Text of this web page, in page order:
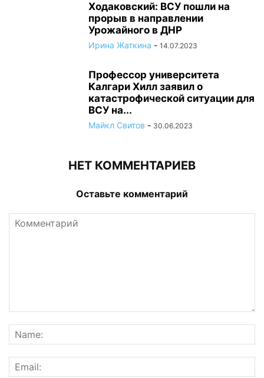
Ходаковский: ВСУ пошли на
прорыв в направлении
Урожайного в ДНР
Ирина Жаткина - 14.07.2023
Профессор университета
Калгари Хилл заявил о
катастрофической ситуации для
ВСУ на...
Майкл Свитов - 30.06.2023
НЕТ КОММЕНТАРИЕВ
Оставьте комментарий